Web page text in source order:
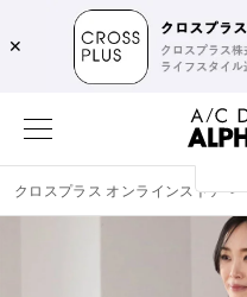
✕
クロスプラス オンラインストア >